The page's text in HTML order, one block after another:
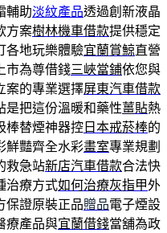
輔助淡紋產品透過創新液晶
方案樹林機車借款提供穩定
各地玩樂體驗宜蘭賞鯨直營
市為尊借錢三峽當鋪依您與
案的專業選擇屏東汽車借款
是把這份溫暖和藥性薑貼熱
棒替煙神器控 日本戒菸棒的
鮮豔齊全水彩畫室專業規劃
救急站新店汽車借款合法快
治療方式如何治療灰指甲外
保證原裝正品贈品電子煙設
療產品與宜蘭借錢當舖為政